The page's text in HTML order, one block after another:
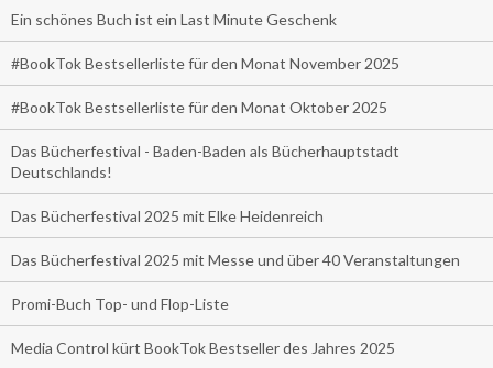
Ein schönes Buch ist ein Last Minute Geschenk
#BookTok Bestsellerliste für den Monat November 2025
#BookTok Bestsellerliste für den Monat Oktober 2025
Das Bücherfestival - Baden-Baden als Bücherhauptstadt
Deutschlands!
Das Bücherfestival 2025 mit Elke Heidenreich
Das Bücherfestival 2025 mit Messe und über 40 Veranstaltungen
Promi-Buch Top- und Flop-Liste
Media Control kürt BookTok Bestseller des Jahres 2025